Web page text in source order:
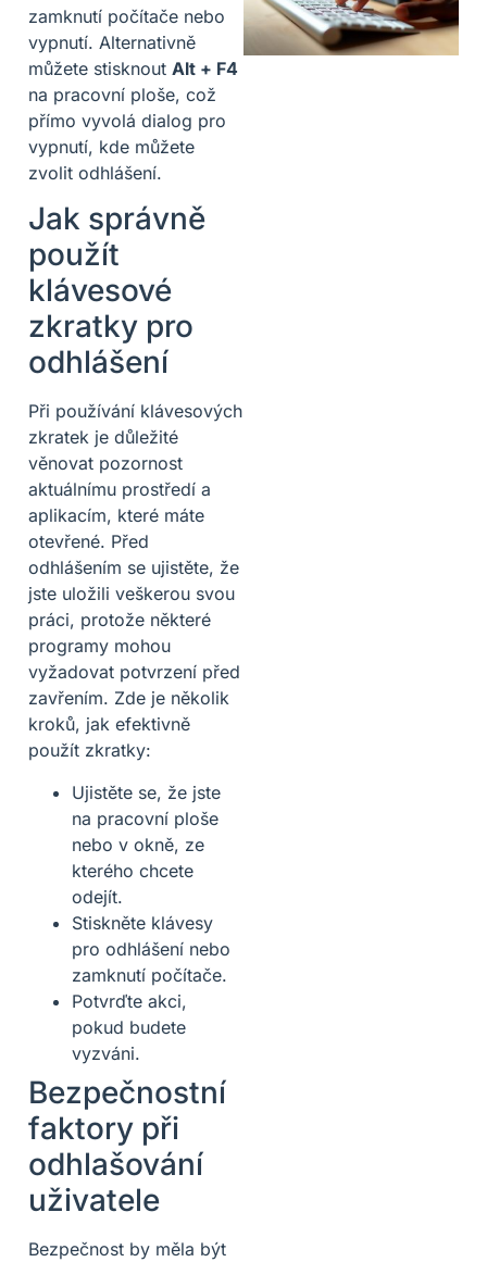
zamknutí počítače nebo
vypnutí. Alternativně
můžete stisknout Alt + F4
na pracovní ploše, což
přímo vyvolá dialog pro
vypnutí, kde můžete
zvolit odhlášení.
Jak správně
použít
klávesové
zkratky pro
odhlášení
Při používání klávesových
zkratek je důležité
věnovat pozornost
aktuálnímu prostředí a
aplikacím, které máte
otevřené. Před
odhlášením se ujistěte, že
jste uložili veškerou svou
práci, protože některé
programy mohou
vyžadovat potvrzení před
zavřením. Zde je několik
kroků, jak efektivně
použít zkratky:
Ujistěte se, že jste
na pracovní ploše
nebo v okně, ze
kterého chcete
odejít.
Stiskněte klávesy
pro odhlášení nebo
zamknutí počítače.
Potvrďte akci,
pokud budete
vyzváni.
Bezpečnostní
faktory při
odhlašování
uživatele
Bezpečnost by měla být